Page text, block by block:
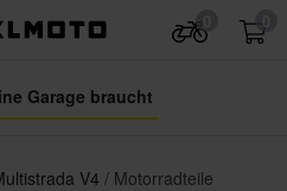
Garage braucht
V4
Motorradteile